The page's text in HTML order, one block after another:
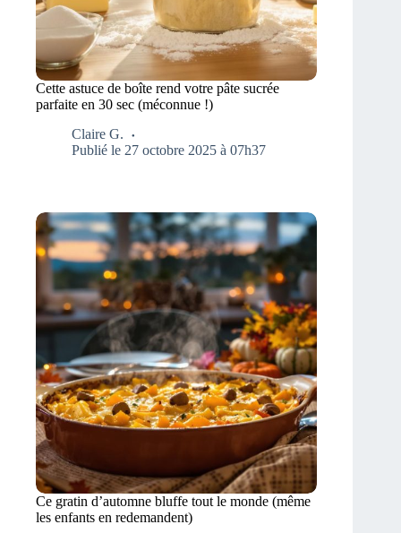
Cette astuce de boîte rend votre pâte sucrée
parfaite en 30 sec (méconnue !)
Claire G.
Publié le 27 octobre 2025 à 07h37
Ce gratin d’automne bluffe tout le monde (même
les enfants en redemandent)